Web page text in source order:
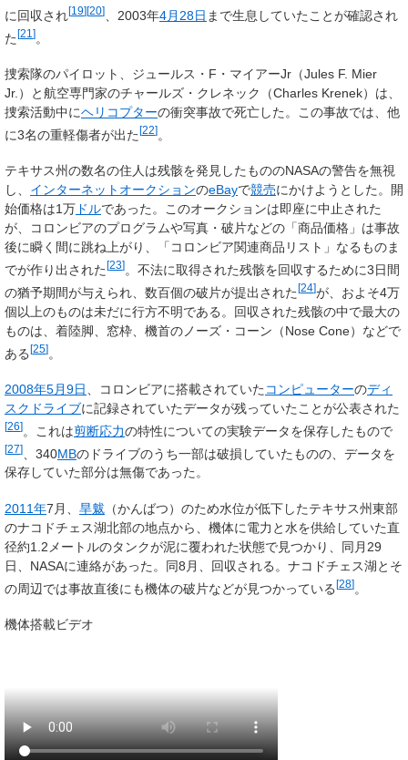
に回収され[19][20] 、2003年4月28日 まで生息していたことが確認され
た[21 ]。
捜索隊のパイロット、ジュールス・F・マイアーJr（Jules F. Mier
Jr.）と航空専門家のチャールズ・クレネック（Charles Krenek）は、
捜索活動中にヘリコプターの衝突事故で死亡した。この事故では、他
に3名の重軽傷者が出た [22] 。
テキサス州の数名の住人は残骸を発見したもののNASAの警告を無視
し、 インターネットオークションのeBayで競売にかけようとした。開
始価格は1万 ドルであった。このオークションは即座に中止された
が、コロンビアのプログラムや写真・破片などの「商品価格」は事故
後に瞬く間に跳ね上がり、「コロンビア関連商品リスト」なるものま
でが作り出された [23] 。不法に取得された残骸を回収するために3日間
の猶予期間が与えられ、数百個の破片が提出された [24]が、およそ4万
個以上のものは未だに行方不明である。回収された残骸の中で最大の
ものは、着陸脚、窓枠、機首のノーズ・コーン（Nose Cone）などで
ある[25]。
2008年5月9日 、コロンビアに搭載されていた コンピューターのディ
スクドライブに記録されていたデータが残っていたことが公表された
[26]。これは剪断応力の特性についての実験データを保存したもので
[27] 、340MBのドライブのうち一部は破損していたものの、データを
保存していた部分は無傷であった。
2011年7月、 旱魃 （かんばつ）のため水位が低下したテキサス州東部
のナコドチェス湖北部の地点から、機体に電力と水を供給していた直
径約1.2メートルのタンクが泥に覆われた状態で見つかり、同月29
日、NASAに連絡があった。同8月、回収される。ナコドチェス湖とそ
の周辺では事故直後にも機体の破片などが見つかっている[28]。
機体搭載ビデオ